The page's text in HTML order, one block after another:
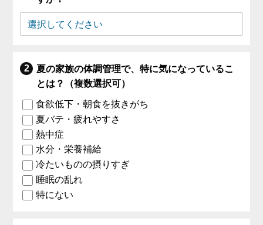
夏の家族の体調管理で、特に気になっているこ
とは？（複数選択可）
食欲低下・朝食を抜きがち
夏バテ・疲れやすさ
熱中症
水分・栄養補給
冷たいものの摂りすぎ
睡眠の乱れ
特にない